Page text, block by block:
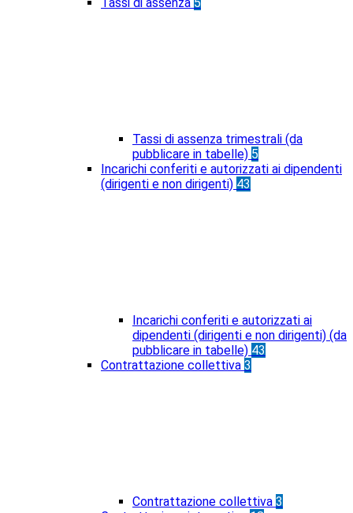
Tassi di assenza trimestrali (da
pubblicare in tabelle) 5
Incarichi conferiti e autorizzati ai dipendenti
(dirigenti e non dirigenti) 43
Incarichi conferiti e autorizzati ai
dipendenti (dirigenti e non dirigenti) (da
pubblicare in tabelle) 43
Contrattazione collettiva 3
Contrattazione collettiva 3